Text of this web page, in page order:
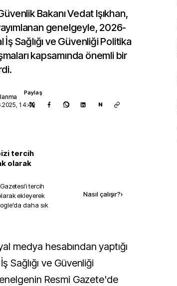
Bakanı Vedat Işıkhan,
genelgeyle, 2026-
Sağlığı ve Güvenliği Politika
kapsamında önemli bir
14:49
Paylaş
N
tercih
olarak
'i tercih
ekleyerek
daha sık
Nasıl çalışır?›
Sağlığı ve Güvenliği
Resmi Gazete'de